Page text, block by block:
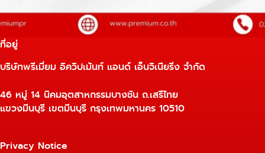
ที่อยู่
บริษัทพรีเมี่ยม อิควิปเม้นท์ แอนด์ เอ็นจิเนียริ่ง จำกัด
46 หมู่ 14 นิคมอุตสาหกรรมบางชัน ถ.เสรีไทย
แขวงมีนบุรี เขตมีนบุรี กรุงเทพมหานคร 10510
Privacy Notice